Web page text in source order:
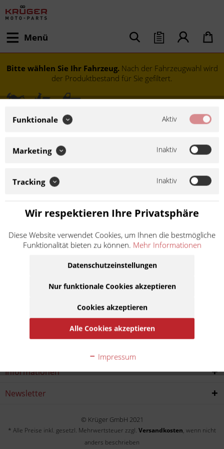
Menü
Bitte wählen Sie Ihr Fahrzeug. Nach der Fahrzeugwahl wird
der Produktbestand für Sie gefiltert.
Versys 1000 ABS LZT00C
2020
Informationen
Newsletter
© Krüger GmbH 2021
* Alle Preise inkl. gesetzl. Mehrwertsteuer zzgl. Versandkosten, wenn nicht
anders beschrieben
Funktionale Aktiv
Marketing Inaktiv
Tracking Inaktiv
Wir respektieren Ihre Privatsphäre
Diese Website verwendet Cookies, um Ihnen die bestmögliche
Funktionalität bieten zu können. Mehr Informationen
Datenschutzeinstellungen
Nur funktionale Cookies akzeptieren
Cookies akzeptieren
Alle Cookies akzeptieren
Impressum